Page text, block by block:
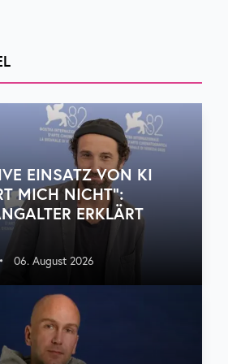
EINSATZ VON KI
MICH NICHT“:
ERKLÄRT
• 06. August 2026